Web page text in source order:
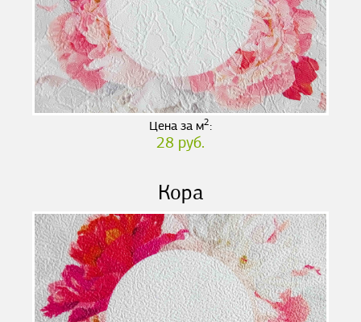
Цена за м2:
28 руб.
Кора